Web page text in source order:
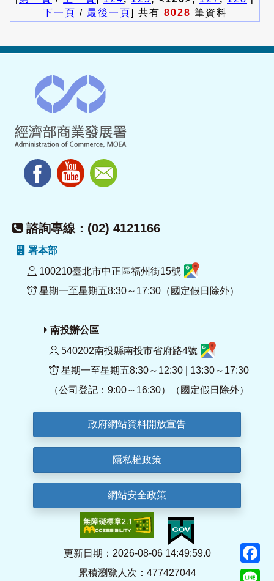
下一頁 / 最後一頁] 共有 8028 筆資料
諮詢專線：(02) 4121166
署本部
100210臺北市中正區福州街15號
星期一至星期五8:30～17:30（國定假日除外）
南投辦公區
540202南投縣南投市省府路4號
星期一至星期五8:30～12:30 | 13:30～17:30
（公司登記：9:00～16:30）（國定假日除外）
政府網站資料開放宣告
隱私權政策
網站安全政策
更新日期：2026-08-06 14:49:59.0
累積瀏覽人次：477427044